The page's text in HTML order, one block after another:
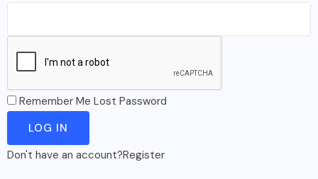
Remember Me Lost Password
Don't have an account?Register